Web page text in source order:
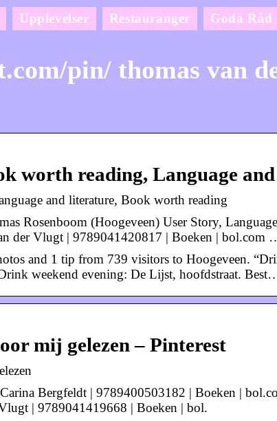
Upplevelser Restauranger Goda Råd
pin/ thomas van
worth reading, Language
and literature, Book worth reading
Rosenboom (Hoogeveen) User Story,
der Vlugt | 9789041420817 | Boeken | bol.com
and 1 tip from 739 visitors to Hoogeveen.
weekend evening: De Lijst, hoofdstraat.
mij gelezen – Pinterest
Bergfeldt | 9789400503182 | Boeken |
| 9789041419668 | Boeken | bol.